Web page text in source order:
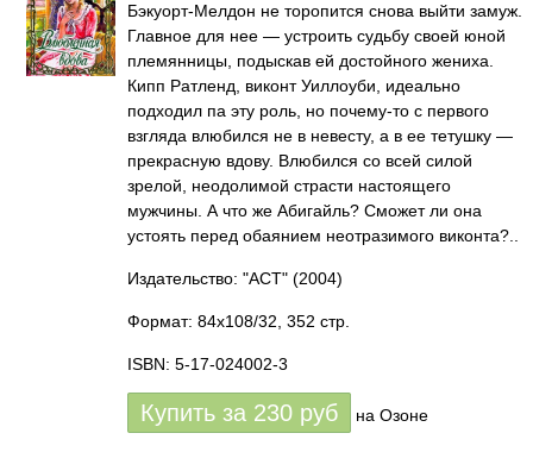
Бэкуорт-Мелдон не торопится снова выйти замуж.
Главное для нее — устроить судьбу своей юной
племянницы, подыскав ей достойного жениха.
Кипп Ратленд, виконт Уиллоуби, идеально
подходил па эту роль, но почему-то с первого
взгляда влюбился не в невесту, а в ее тетушку —
прекрасную вдову. Влюбился со всей силой
зрелой, неодолимой страсти настоящего
мужчины. А что же Абигайль? Сможет ли она
устоять перед обаянием неотразимого виконта?..
Издательство: "АСТ" (2004)
Формат: 84x108/32, 352 стр.
ISBN: 5-17-024002-3
Купить за 230 руб на Озоне